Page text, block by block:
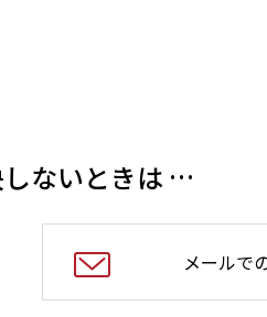
ないときは …
メールで